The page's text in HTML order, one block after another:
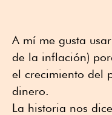
A mí me gusta
de la inflación)
el crecimiento del
dinero.
La historia nos